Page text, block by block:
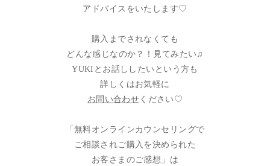
アドバイスをいたします♡
購入までされなくても
どんな感じなのか？！見てみたい♫
YUKIとお話ししたいという方も
詳しくはお気軽に
お問い合わせ ください♡
「無料オンラインカウンセリングで
ご相談されご購入を決められた
お客さまのご感想」は